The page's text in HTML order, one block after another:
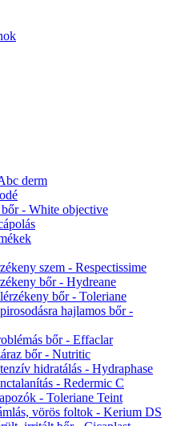
derm
- White objective
szem - Respectissime
bőr - Hydreane
bőr - Toleriane
hajlamos bőr -
bőr - Effaclar
bőr - Nutritic
hidratálás - Hydraphase
- Redermic C
- Toleriane Teint
vörös foltok - Kerium DS